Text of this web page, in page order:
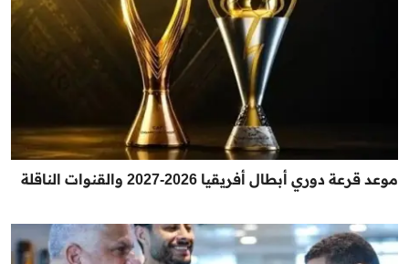
موعد قرعة دوري أبطال أفريقيا 2026-2027 والقنوات الناقلة